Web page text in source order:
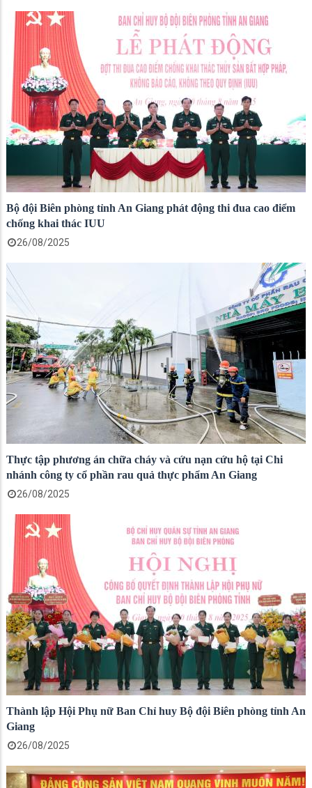
Bộ đội Biên phòng tỉnh An Giang phát động thi đua cao điểm
chống khai thác IUU
26/08/2025
Thực tập phương án chữa cháy và cứu nạn cứu hộ tại Chi
nhánh công ty cổ phần rau quả thực phẩm An Giang
26/08/2025
Thành lập Hội Phụ nữ Ban Chỉ huy Bộ đội Biên phòng tỉnh An
Giang
26/08/2025